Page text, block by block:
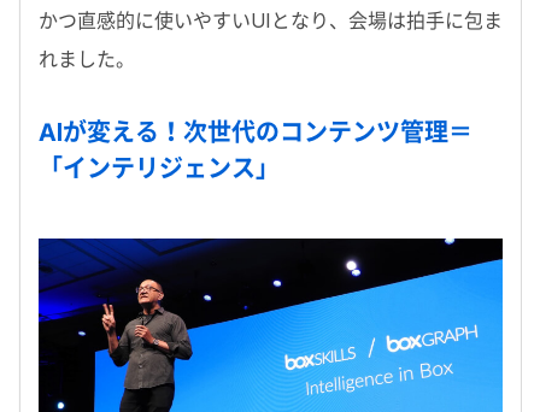
かつ直感的に使いやすいUIとなり、会場は拍手に包ま
れました。
AIが変える！次世代のコンテンツ管理＝
「インテリジェンス」